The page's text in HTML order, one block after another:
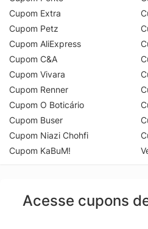
Cupom Extra
Cupom Petz
Cupom AliExpress
Cupom C&A
Cupom Vivara
Cupom Renner
Cupom O Boticário
Cupom Buser
Cupom Niazi Chohfi
Cupom KaBuM!
Acesse cupons